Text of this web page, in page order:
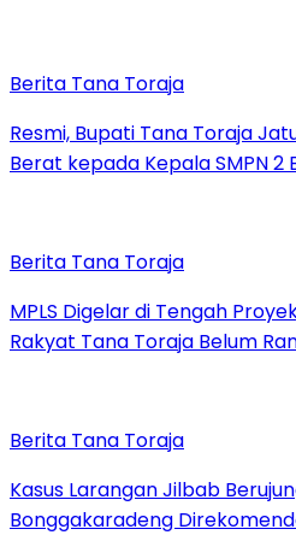
Berita Tana Toraja
Resmi, Bupati Tana Toraja
Berat kepada Kepala SMPN
Berita Tana Toraja
MPLS Digelar di Tengah
Rakyat Tana Toraja Belum
Berita Tana Toraja
Kasus Larangan Jilbab
Bonggakaradeng